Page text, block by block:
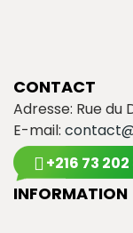
CONTACT
Adresse: Rue du
E-mail:
+216 73 202
INFORMATION